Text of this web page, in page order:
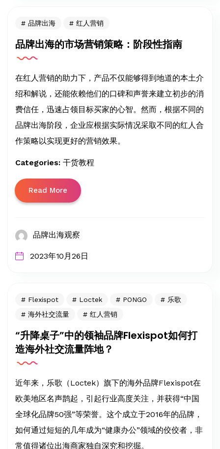
品牌出海 红人营销
品牌出海的市场营销策略：阶段性指南
在红人营销的助力下，产品不仅能够得到地道的本土介
绍和解说，还能依赖他们的口碑和声誉来建立初步的消
费信任，迅速占领目标买家的心智。然而，根据不同的
品牌出海阶段，企业应根据实际情况采取不同的红人合
作策略以实现更好的营销效果。
Categories: 干货教程
Read More
品牌出海观察
2023年10月26日
Flexispot Loctek PONGO
乐歌
海外社交流量
红人营销
“升降桌子”中的领袖品牌Flexispot如何打
造海外社交流量阵地？
近年来，乐歌（Loctek）旗下的海外品牌Flexispot在
欧美地区名声鹊起，引起行业高度关注，并获得“中国
全球化品牌50强”等荣誉。这个成立于2016年的品牌，
如何通过短短的几年成为“健康办公”领域的佼佼者，非
常值得诸位出海商家独自深究和挖掘。